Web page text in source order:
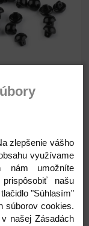
Skladom
0,03
€
zlepšenie vášho
využívame
nám umožníte
našu
"Súhlasím"
súborov cookies.
našej Zásadách